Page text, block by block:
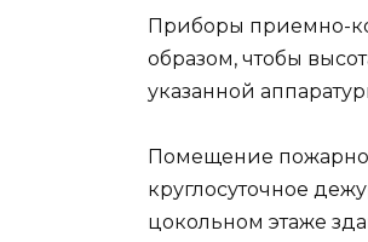
Приборы приемно-
образом, чтобы
указанной
Помещение
круглосуточное
цокольном этаже